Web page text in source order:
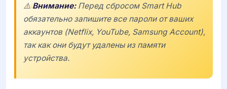
⚠️Внимание:Перед сбросом Smart Hub
обязательно запишите все пароли от ваших
аккаунтов (Netflix, YouTube, Samsung Account),
так как они будут удалены из памяти
устройства.